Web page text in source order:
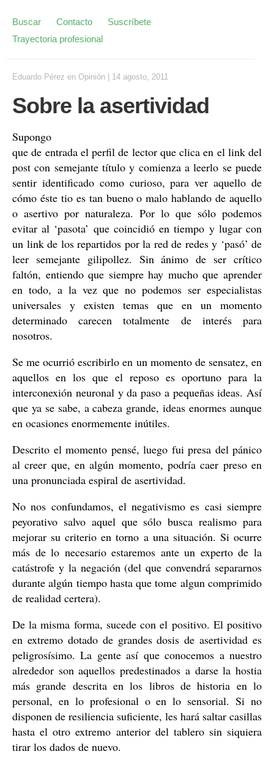
Buscar Contacto
Suscríbete
Trayectoria profesional
Eduardo Pérez en Opinión 14 agosto, 2011
Sobre la asertividad
Supongo
que de entrada el perfil de lector que clica en el link del
post con semejante título y comienza a leerlo se puede
sentir identificado como curioso, para ver aquello de
cómo éste tio es tan bueno o malo hablando de aquello
o asertivo por naturaleza. Por lo que sólo podemos
evitar al ‘pasota’ que coincidió en tiempo y lugar con
un link de los repartidos por la red de redes y ‘pasó’ de
leer semejante gilipollez. Sin ánimo de ser crítico
faltón, entiendo que siempre hay mucho que aprender
en todo, a la vez que no podemos ser especialistas
universales y existen temas que en un momento
determinado carecen totalmente de interés para
nosotros.
Se me ocurrió escribirlo en un momento de sensatez, en
aquellos en los que el reposo es oportuno para la
interconexión neuronal y da paso a pequeñas ideas. Así
que ya se sabe, a cabeza grande, ideas enormes aunque
en ocasiones enormemente inútiles.
Descrito el momento pensé, luego fui presa del pánico
al creer que, en algún momento, podría caer preso en
una pronunciada espiral de asertividad.
No nos confundamos, el negativismo es casi siempre
peyorativo salvo aquel que sólo busca realismo para
mejorar su criterio en torno a una situación. Si ocurre
más de lo necesario estaremos ante un experto de la
catástrofe y la negación (del que convendrá separarnos
durante algún tiempo hasta que tome algun comprimido
de realidad certera).
De la misma forma, sucede con el positivo. El positivo
en extremo dotado de grandes dosis de asertividad es
peligrosísimo. La gente así que conocemos a nuestro
alrededor son aquellos predestinados a darse la hostia
más grande descrita en los libros de historia en lo
personal, en lo profesional o en lo sensorial. Si no
disponen de resiliencia suficiente, les hará saltar casillas
hasta el otro extremo anterior del tablero sin siquiera
tirar los dados de nuevo.